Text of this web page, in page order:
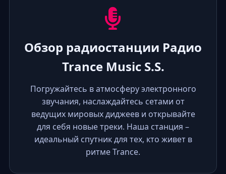
Обзор радиостанции Радио
Trance Music S.S.
Погружайтесь в атмосферу электронного
звучания, наслаждайтесь сетами от
ведущих мировых диджеев и открывайте
для себя новые треки. Наша станция –
идеальный спутник для тех, кто живет в
ритме Trance.